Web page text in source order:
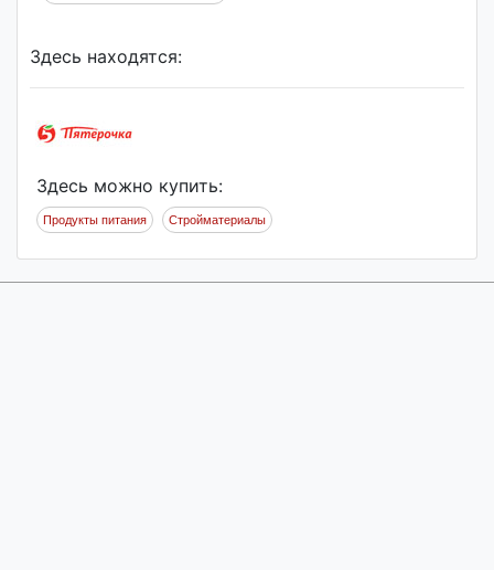
Здесь находятся:
Здесь можно купить:
Продукты питания Стройматериалы